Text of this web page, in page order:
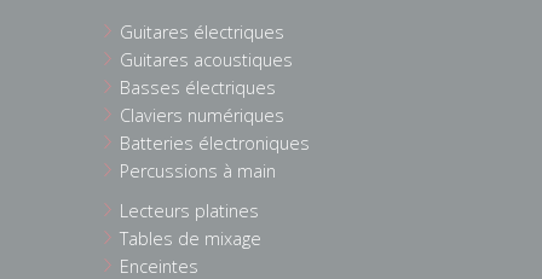
Guitares électriques
Guitares acoustiques
Basses électriques
Claviers numériques
Batteries électroniques
Percussions à main
Lecteurs platines
Tables de mixage
Enceintes